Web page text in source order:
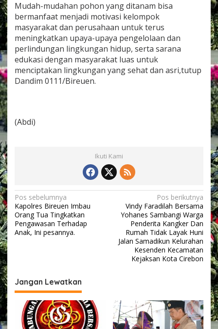
Mudah-mudahan pohon yang ditanam bisa
bermanfaat menjadi motivasi kelompok
masyarakat dan perusahaan untuk terus
meningkatkan upaya-upaya pengelolaan dan
perlindungan lingkungan hidup, serta sarana
edukasi dengan masyarakat luas untuk
menciptakan lingkungan yang sehat dan asri,tutup
Dandim 0111/Bireuen.
(Abdi)
Ikuti Kami
N
a
v
s
i
p
o
Pos sebelumnya
Kapolres Bireuen Imbau
Orang Tua Tingkatkan
Pengawasan Terhadap
Anak, Ini pesannya.
Pos berikutnya
Vindy Faradilah Bersama
Yohanes Sambangi Warga
Penderita Kangker Dan
Rumah Tidak Layak Huni
Jalan Samadikun Kelurahan
Kesenden Kecamatan
Kejaksan Kota Cirebon
Jangan Lewatkan